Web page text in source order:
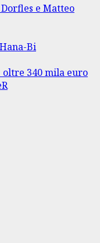
e Matteo
Bi
oltre 340 mila euro